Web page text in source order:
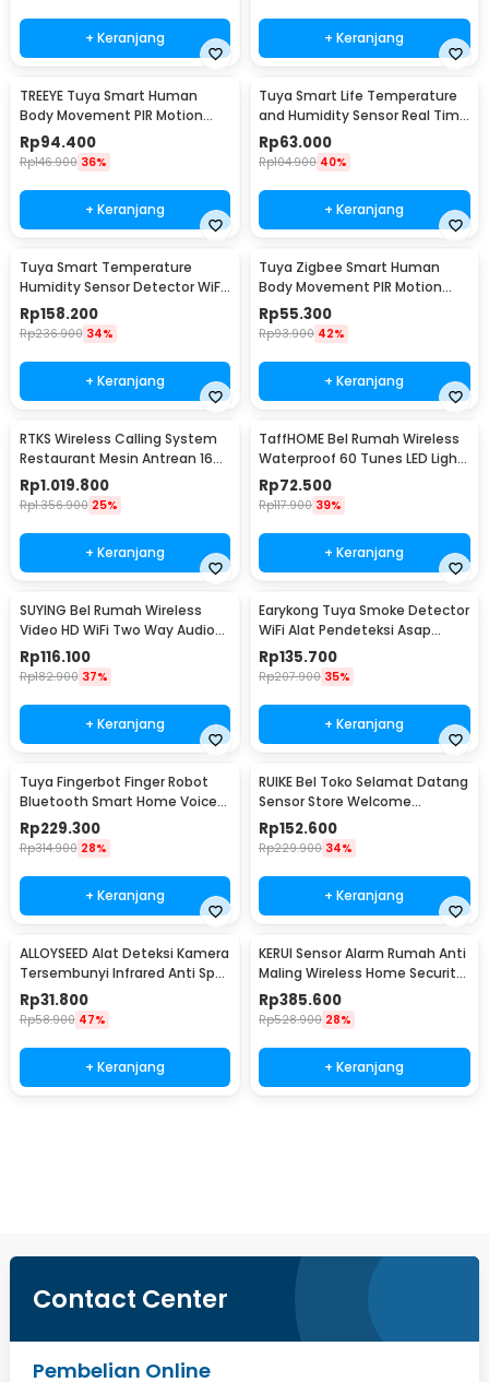
+ Keranjang + Keranjang
TREEYE Tuya Smart Human
Body Movement PIR Motion
Sensor WiFi - TY10
Rp94.400
Rp146.900 36%
+ Keranjang
Tuya Smart Life Temperature
and Humidity Sensor Real Time
WiFi - TY-03
Rp63.000
Rp104.900 40%
+ Keranjang
Tuya Smart Temperature
Humidity Sensor Detector WiFi
- LTH01-W
Rp158.200
Rp236.900 34%
+ Keranjang
Tuya Zigbee Smart Human
Body Movement PIR Motion
Sensor Detector - ZB-PL/ZB-P
Rp55.300
Rp93.900 42%
+ Keranjang
RTKS Wireless Calling System
Restaurant Mesin Antrean 16
Pager - CTP302
Rp1.019.800
Rp1.356.900 25%
+ Keranjang
TaffHOME Bel Rumah Wireless
Waterproof 60 Tunes LED Light
Doorbell - A50
Rp72.500
Rp117.900 39%
+ Keranjang
SUYING Bel Rumah Wireless
Video HD WiFi Two Way Audio
Doorbell - Z20
Rp116.100
Rp182.900 37%
+ Keranjang
Earykong Tuya Smoke Detector
WiFi Alat Pendeteksi Asap
Kebakaran 85dB - TYSM-01
Rp135.700
Rp207.900 35%
+ Keranjang
Tuya Fingerbot Finger Robot
Bluetooth Smart Home Voice
Control - N-1
Rp229.300
Rp314.900 28%
+ Keranjang
RUIKE Bel Toko Selamat Datang
Sensor Store Welcome
Wireless Infrared - M7-P827
Rp152.600
Rp229.900 34%
+ Keranjang
ALLOYSEED Alat Deteksi Kamera
Tersembunyi Infrared Anti Spy
Type C - S300
Rp31.800
Rp58.900 47%
+ Keranjang
KERUI Sensor Alarm Rumah Anti
Maling Wireless Home Security
120dB - S1
Rp385.600
Rp528.900 28%
+ Keranjang
Contact Center
Pembelian Online